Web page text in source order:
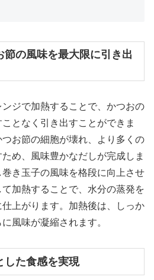
節の風味を最大限に引き出
ジで加熱することで、かつおの
となく引き出すことができま
お節の細胞が壊れ、より多くの
め、風味豊かなだしが完成しま
き玉子の風味を格段に向上させ
加熱することで、水分の蒸発を
上がります。加熱後は、しっか
風味が凝縮されます。
した食感を実現